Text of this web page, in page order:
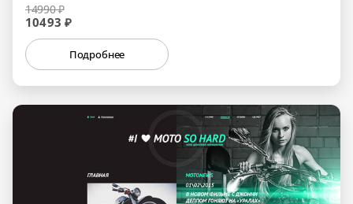
14990 ₽
10493 ₽
Подробнее